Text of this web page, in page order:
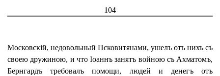
104
Московскій, недовольный Псковитянами, ушелъ отъ нихъ съ
своею дружиною, и что Іоаннъ занятъ войною съ Ахматомъ,
Бернгардъ требовалъ помощи, людей и денегъ отъ